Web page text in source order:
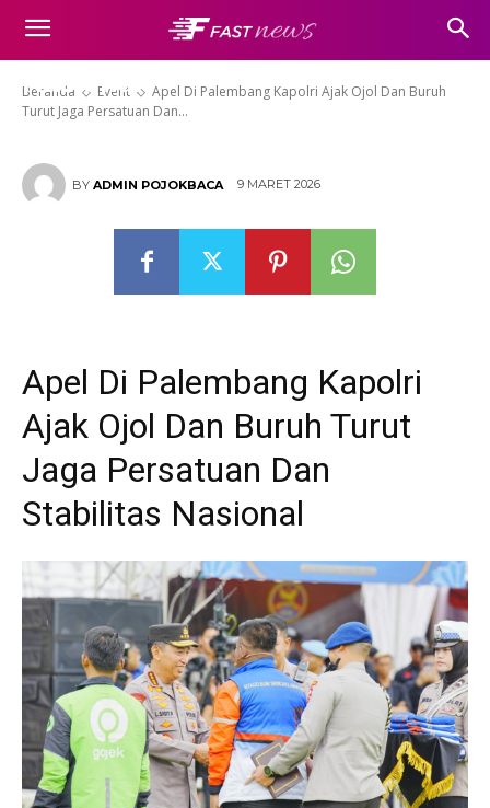
Beranda Event
Apel Di Palembang Kapolri Ajak Ojol Dan Buruh
Turut Jaga Persatuan Dan...
Ojol Dan Buruh Turut Jaga
Persatuan Dan Stabilitas
Nasional
BY ADMIN POJOKBACA 9 MARET 2026
Apel Di Palembang Kapolri
Ajak Ojol Dan Buruh Turut
Jaga Persatuan Dan
Stabilitas Nasional